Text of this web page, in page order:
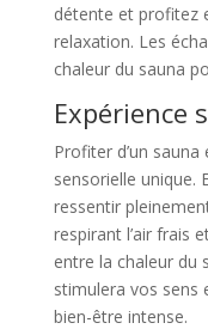
détente et profitez
relaxation. Les
chaleur du sauna
Expérience
Profiter d’un
sensorielle unique.
ressentir
respirant l’air frais
entre la chaleur du
stimulera vos sens
bien-être intense.